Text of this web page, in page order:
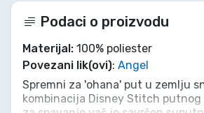
Podaci o proizvodu
Materijal: 100% poliester
Povezani lik(ovi): Angel
Spremni za 'ohana' put u zemlju
kombinacija Disney Stitch putnog